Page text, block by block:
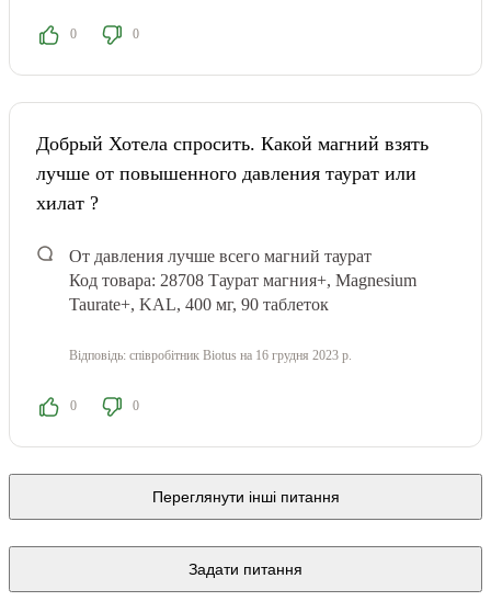
0 0
Добрый Хотела спросить. Какой магний взять
лучше от повышенного давления таурат или
хилат ?
От давления лучше всего магний таурат
Код товара: 28708 Таурат магния+, Magnesium
Taurate+, KAL, 400 мг, 90 таблеток
Відповідь: співробітник Biotus на 16 грудня 2023 р.
0 0
Переглянути інші питання
Задати питання